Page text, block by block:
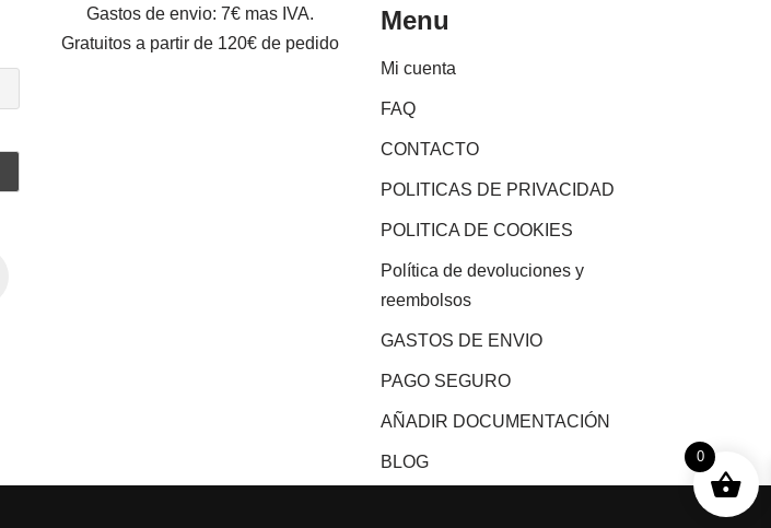
Gastos de envio: 7€ mas IVA.
Gratuitos a partir de 120€ de pedido
Menu
Mi cuenta
FAQ
CONTACTO
POLITICAS DE PRIVACIDAD
POLITICA DE COOKIES
Política de devoluciones y
reembolsos
GASTOS DE ENVIO
PAGO SEGURO
AÑADIR DOCUMENTACIÓN
BLOG 0